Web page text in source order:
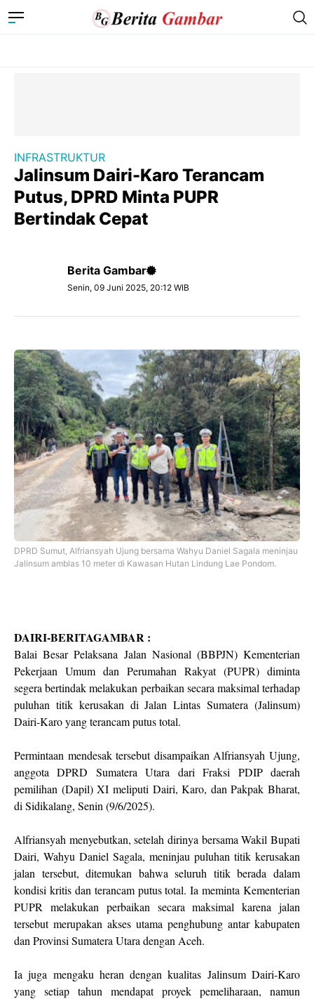
INFRASTRUKTUR
Jalinsum Dairi-Karo Terancam
Putus, DPRD Minta PUPR
Bertindak Cepat
Berita Gambar
Senin, 09 Juni 2025, 20:12 WIB
DPRD Sumut, Alfriansyah Ujung bersama Wahyu Daniel Sagala meninjau
Jalinsum amblas 10 meter di Kawasan Hutan Lindung Lae Pondom.
DAIRI-BERITAGAMBAR :
Balai Besar Pelaksana Jalan Nasional (BBPJN) Kementerian
Pekerjaan Umum dan Perumahan Rakyat (PUPR) diminta
segera bertindak melakukan perbaikan secara maksimal terhadap
puluhan titik kerusakan di Jalan Lintas Sumatera (Jalinsum)
Dairi-Karo yang terancam putus total.
Permintaan mendesak tersebut disampaikan Alfriansyah Ujung,
anggota DPRD Sumatera Utara dari Fraksi PDIP daerah
pemilihan (Dapil) XI meliputi Dairi, Karo, dan Pakpak Bharat,
di Sidikalang, Senin (9/6/2025).
Alfriansyah menyebutkan, setelah dirinya bersama Wakil Bupati
Dairi, Wahyu Daniel Sagala, meninjau puluhan titik kerusakan
jalan tersebut, ditemukan bahwa seluruh titik berada dalam
kondisi kritis dan terancam putus total. Ia meminta Kementerian
PUPR melakukan perbaikan secara maksimal karena jalan
tersebut merupakan akses utama penghubung antar kabupaten
dan Provinsi Sumatera Utara dengan Aceh.
Ia juga mengaku heran dengan kualitas Jalinsum Dairi-Karo
yang setiap tahun mendapat proyek pemeliharaan, namun